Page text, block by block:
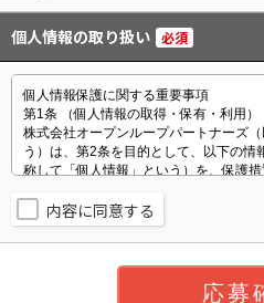
個人情報の取り扱い 必須
内容に同意する